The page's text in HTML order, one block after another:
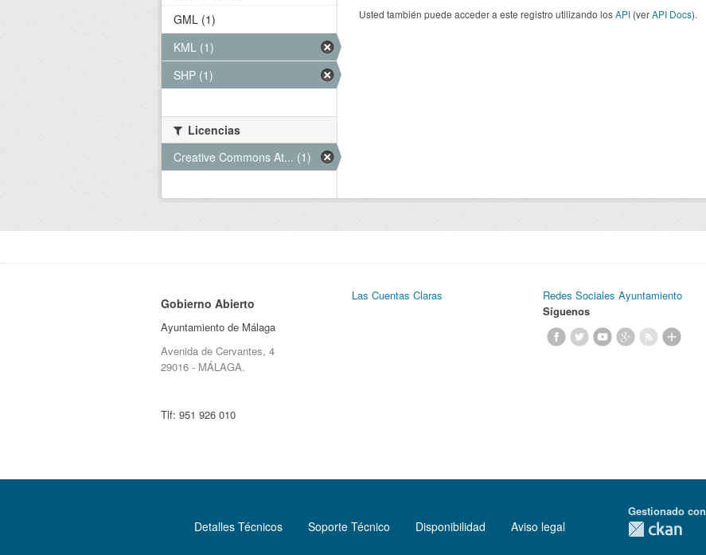
Usted también puede acceder a este registro utilizando losAPI (verAPI Docs).
GML (1)
KML (1)
SHP (1)
Licencias
Creative Commons At... (1)
Gobierno Abierto
Ayuntamiento de Málaga
Avenida de Cervantes, 4
29016 - MÁLAGA.
Tlf: 951 926 010
Las Cuentas Claras
Redes Sociales Ayuntamiento
Síguenos
Detalles Técnicos Soporte Técnico Disponibilidad Aviso legal
Gestionado con